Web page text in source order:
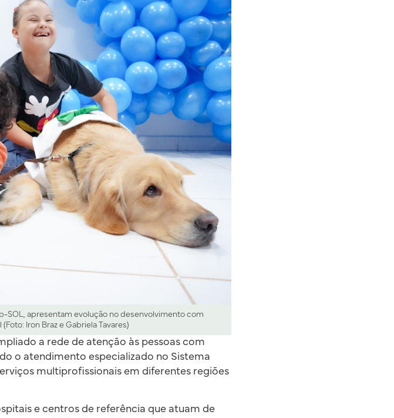
SOL, apresentam evolução no desenvolvimento com
Iron Braz e Gabriela Tavares)
a rede de atenção às pessoas com
o atendimento especializado no Sistema
multiprofissionais em diferentes regiões
e centros de referência que atuam de